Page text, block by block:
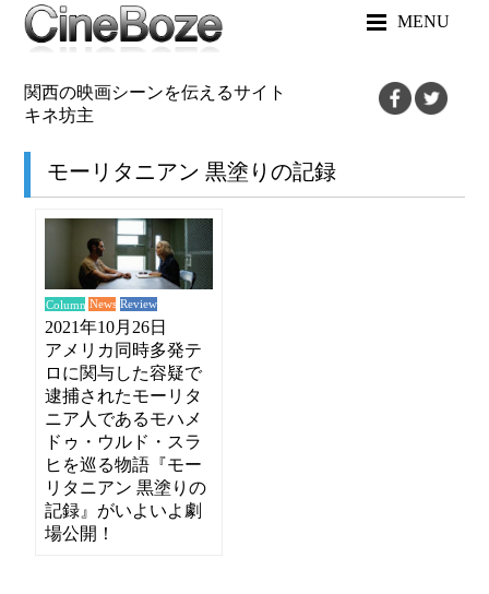
MENU
関西の映画シーンを伝えるサイト
キネ坊主
モーリタニアン 黒塗りの記録
Column News Review
2021年10月26日
アメリカ同時多発テ
ロに関与した容疑で
逮捕されたモーリタ
ニア人であるモハメ
ドゥ・ウルド・スラ
ヒを巡る物語『モー
リタニアン 黒塗りの
記録』がいよいよ劇
場公開！